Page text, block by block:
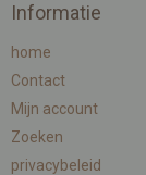
Informatie
home
Contact
Mijn account
Zoeken
privacybeleid